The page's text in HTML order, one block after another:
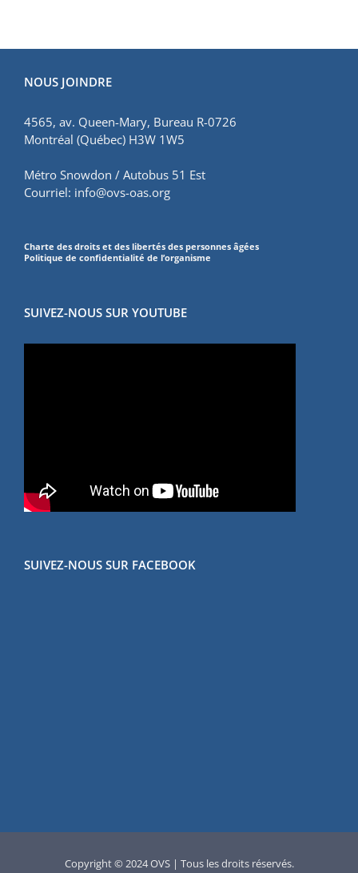
NOUS JOINDRE
4565, av. Queen-Mary, Bureau R-0726
Montréal (Québec) H3W 1W5
Métro Snowdon / Autobus 51 Est
Courriel: info@ovs-oas.org
Charte des droits et des libertés des personnes âgées
Politique de confidentialité de l’organisme
SUIVEZ-NOUS SUR YOUTUBE
SUIVEZ-NOUS SUR FACEBOOK
Copyright © 2024 OVS | Tous les droits réservés.